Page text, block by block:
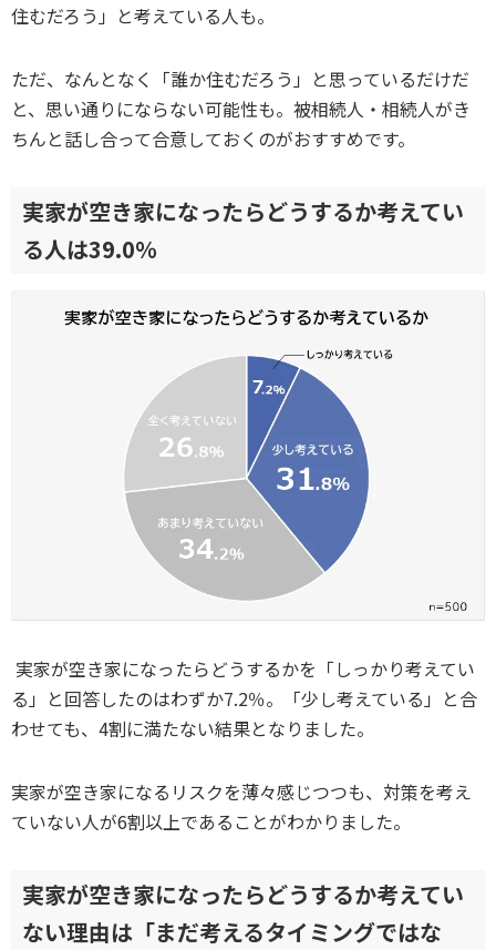
住むだろう」と考えている人も。
ただ、なんとなく「誰か住むだろう」と思っているだけだ
と、思い通りにならない可能性も。被相続人・相続人がき
ちんと話し合って合意しておくのがおすすめです。
実家が空き家になったらどうするか考えてい
る人は39.0％
実家が空き家になったらどうするかを「しっかり考えてい
る」と回答したのはわずか7.2％。「少し考えている」と合
わせても、4割に満たない結果となりました。
実家が空き家になるリスクを薄々感じつつも、対策を考え
ていない人が6割以上であることがわかりました。
実家が空き家になったらどうするか考えてい
ない理由は「まだ考えるタイミングではな